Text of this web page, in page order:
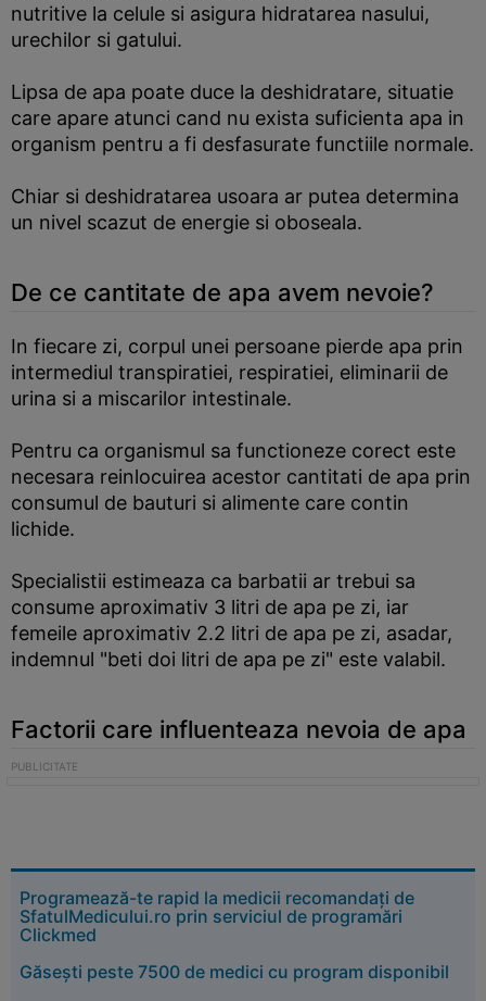
nutritive la celule si asigura hidratarea nasului,
urechilor si gatului.
Lipsa de apa poate duce la deshidratare, situatie
care apare atunci cand nu exista suficienta apa in
organism pentru a fi desfasurate functiile normale.
Chiar si deshidratarea usoara ar putea determina
un nivel scazut de energie si oboseala.
De ce cantitate de apa avem nevoie?
In fiecare zi, corpul unei persoane pierde apa prin
intermediul transpiratiei, respiratiei, eliminarii de
urina si a miscarilor intestinale.
Pentru ca organismul sa functioneze corect este
necesara reinlocuirea acestor cantitati de apa prin
consumul de bauturi si alimente care contin
lichide.
Specialistii estimeaza ca barbatii ar trebui sa
consume aproximativ 3 litri de apa pe zi, iar
femeile aproximativ 2.2 litri de apa pe zi, asadar,
indemnul "beti doi litri de apa pe zi" este valabil.
Factorii care influenteaza nevoia de apa
Programează-te rapid la medicii recomandați de
SfatulMedicului.ro prin serviciul de programări
Clickmed
Găsești peste 7500 de medici cu program disponibil